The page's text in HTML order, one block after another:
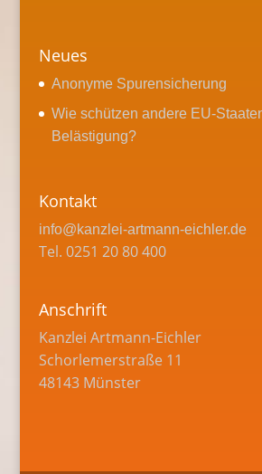
Neues
Anonyme Spurensicherung
Wie schützen andere EU-
Belästigung?
Kontakt
info@kanzlei-artmann-eichler.de
Tel. 0251 20 80 400
Anschrift
Kanzlei Artmann-Eichler
Schorlemerstraße 11
48143 Münster